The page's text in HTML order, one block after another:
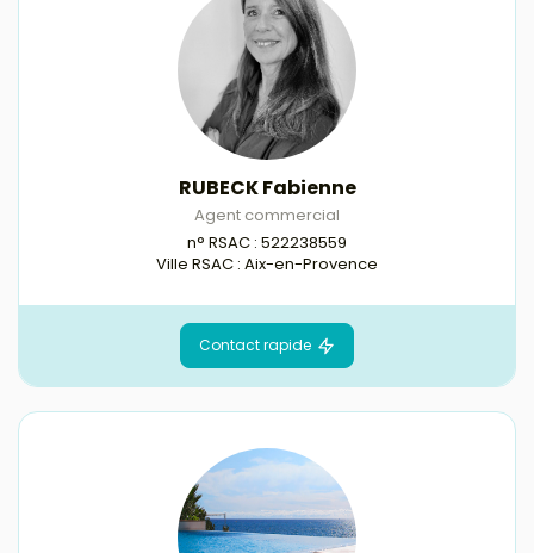
RUBECK Fabienne
Agent commercial
n° RSAC : 522238559
Ville RSAC : Aix-en-Provence
Contact rapide